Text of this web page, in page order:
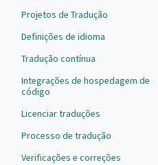
Projetos de Tradução
Definições de idioma
Tradução contínua
Integrações de hospedagem de
código
Licenciar traduções
Processo de tradução
Verificações e correções